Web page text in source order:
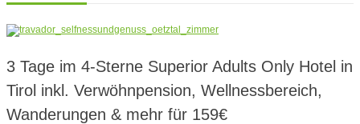
3 Tage im 4-Sterne Superior Adults Only Hotel in
Tirol inkl. Verwöhnpension, Wellnessbereich,
Wanderungen & mehr für 159€